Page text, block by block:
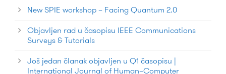
New SPIE workshop – Facing Quantum 2.0
Objavljen rad u časopisu IEEE Communications
Surveys & Tutorials
Još jedan članak objavljen u Q1 časopisu |
International Journal of Human–Computer